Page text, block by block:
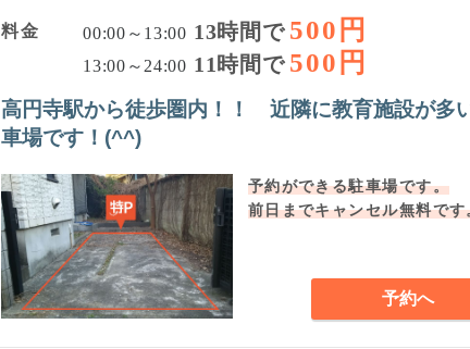
料金 00:00～13:00 13時間で 500円
13:00～24:00 11時間で 500円
高円寺駅から徒歩圏内！！ 近隣に教育施設が多
車場です！(^^)
予約ができる駐車場です。
前日までキャンセル無料です
予約へ